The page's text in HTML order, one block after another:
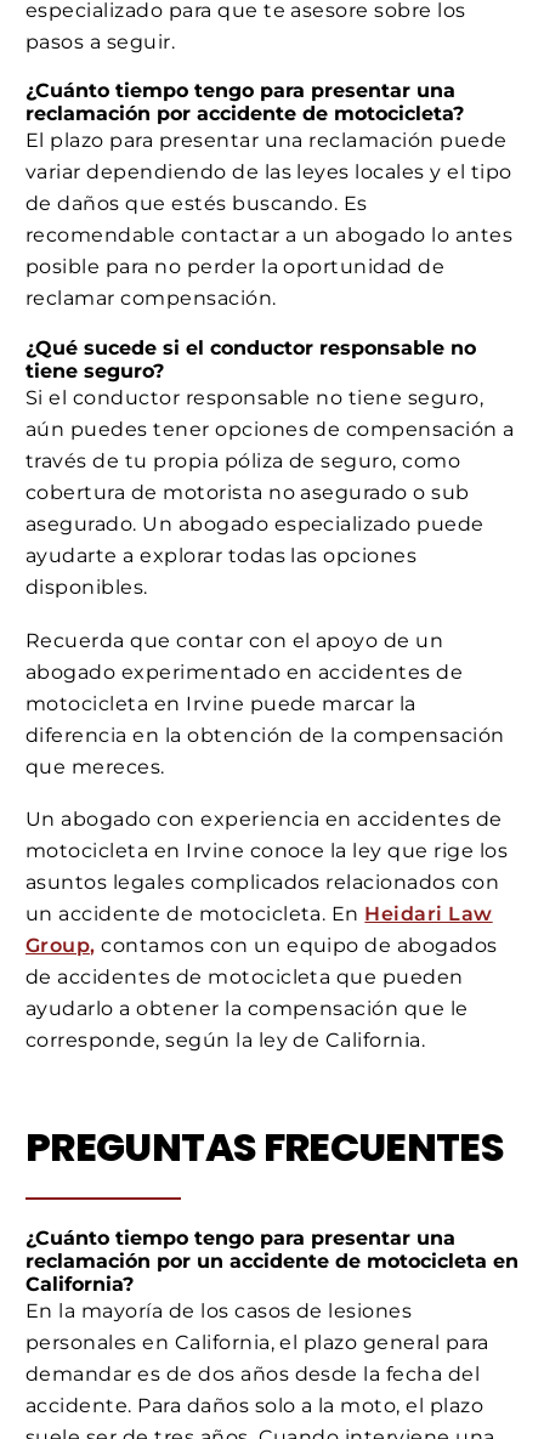
especializado para que te asesore sobre los
pasos a seguir.
¿Cuánto tiempo tengo para presentar una
reclamación por accidente de motocicleta?
El plazo para presentar una reclamación puede
variar dependiendo de las leyes locales y el tipo
de daños que estés buscando. Es
recomendable contactar a un abogado lo antes
posible para no perder la oportunidad de
reclamar compensación.
¿Qué sucede si el conductor responsable no
tiene seguro?
Si el conductor responsable no tiene seguro,
aún puedes tener opciones de compensación a
través de tu propia póliza de seguro, como
cobertura de motorista no asegurado o sub
asegurado. Un abogado especializado puede
ayudarte a explorar todas las opciones
disponibles.
Recuerda que contar con el apoyo de un
abogado experimentado en accidentes de
motocicleta en Irvine puede marcar la
diferencia en la obtención de la compensación
que mereces.
Un abogado con experiencia en accidentes de
motocicleta en Irvine conoce la ley que rige los
asuntos legales complicados relacionados con
un accidente de motocicleta. En Heidari Law
Group, contamos con un equipo de abogados
de accidentes de motocicleta que pueden
ayudarlo a obtener la compensación que le
corresponde, según la ley de California.
PREGUNTAS FRECUENTES
¿Cuánto tiempo tengo para presentar una
reclamación por un accidente de motocicleta en
California?
En la mayoría de los casos de lesiones
personales en California, el plazo general para
demandar es de dos años desde la fecha del
accidente. Para daños solo a la moto, el plazo